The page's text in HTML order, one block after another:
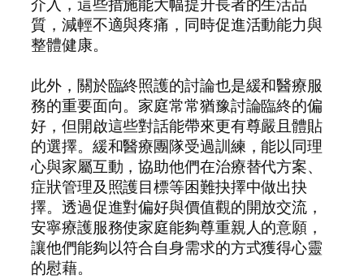
質，減輕不適與疼痛，同時促進活動能力與
整體健康。
此外，關於臨終照護的討論也是緩和醫療服
務的重要面向。家庭常常猶豫討論臨終的偏
好，但開啟這些對話能帶來更有尊嚴且體貼
的選擇。緩和醫療團隊受過訓練，能以同理
心與家屬互動，協助他們在治療替代方案、
症狀管理及照護目標等困難抉擇中做出抉
擇。透過促進對偏好與價值觀的開放交流，
安寧療護服務使家庭能夠尊重親人的意願，
讓他們能夠以符合自身需求的方式獲得心靈
的慰藉。